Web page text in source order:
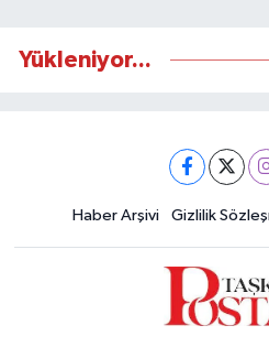
Yükleniyor...
Haber Arşivi Gizlilik